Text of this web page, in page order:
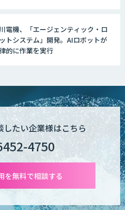
電機、「エージェンティック・ロ
トシステム」開発。AIロボットが
的に作業を実行
したい企業様はこちら
4750
を無料で相談する